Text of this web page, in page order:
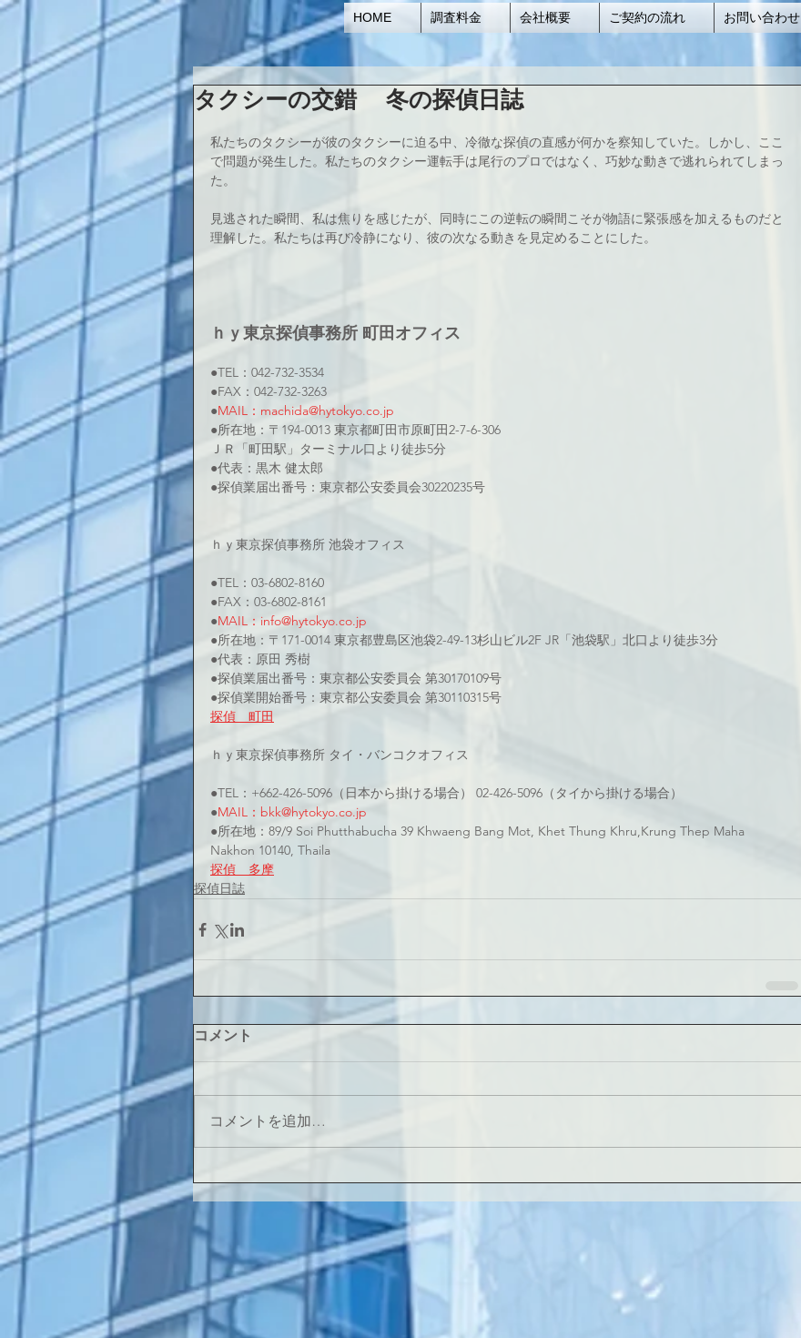
HOME 調査料金 会社概要 ご契約の流れ お問い合わせ
タクシーの交錯 冬の探偵日誌
私たちのタクシーが彼のタクシーに迫る中、冷徹な探偵の直感が何かを察知していた。しかし、ここ
で問題が発生した。私たちのタクシー運転手は尾行のプロではなく、巧妙な動きで逃れられてしまっ
た。
見逃された瞬間、私は焦りを感じたが、同時にこの逆転の瞬間こそが物語に緊張感を加えるものだと
理解した。私たちは再び冷静になり、彼の次なる動きを見定めることにした。
ｈｙ東京探偵事務所 町田オフィス
●TEL：042-732-3534
●FAX：042-732-3263
●MAIL：machida@hytokyo.co.jp
●所在地：〒194-0013 東京都町田市原町田2-7-6-306
ＪＲ「町田駅」ターミナル口より徒歩5分
●代表：黒木 健太郎
●探偵業届出番号：東京都公安委員会30220235号
ｈｙ東京探偵事務所 池袋オフィス
●TEL：03-6802-8160
●FAX：03-6802-8161
●MAIL：info@hytokyo.co.jp
●所在地：〒171-0014 東京都豊島区池袋2-49-13杉山ビル2F JR「池袋駅」北口より徒歩3分
●代表：原田 秀樹
●探偵業届出番号：東京都公安委員会 第30170109号
●探偵業開始番号：東京都公安委員会 第30110315号
探偵　町田
ｈｙ東京探偵事務所 タイ・バンコクオフィス
●TEL：+662-426-5096（日本から掛ける場合） 02-426-5096（タイから掛ける場合）
●MAIL：bkk@hytokyo.co.jp
●所在地：89/9 Soi Phutthabucha 39 Khwaeng Bang Mot, Khet Thung Khru,Krung Thep Maha
Nakhon 10140, Thaila
探偵　多摩
探偵日誌
コメント
コメントを追加…